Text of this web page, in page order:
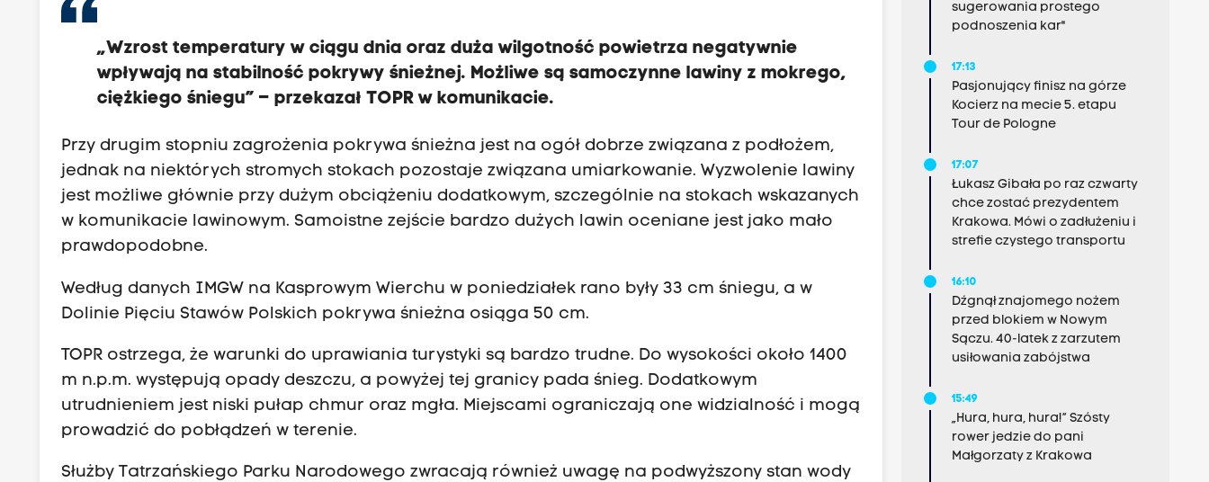
„Wzrost temperatury w ciągu dnia oraz duża wilgotność powietrza negatywnie
wpływają na stabilność pokrywy śnieżnej. Możliwe są samoczynne lawiny z mokrego,
ciężkiego śniegu” – przekazał TOPR w komunikacie.
Przy drugim stopniu zagrożenia pokrywa śnieżna jest na ogół dobrze związana z podłożem,
jednak na niektórych stromych stokach pozostaje związana umiarkowanie. Wyzwolenie lawiny
jest możliwe głównie przy dużym obciążeniu dodatkowym, szczególnie na stokach wskazanych
w komunikacie lawinowym. Samoistne zejście bardzo dużych lawin oceniane jest jako mało
prawdopodobne.
Według danych IMGW na Kasprowym Wierchu w poniedziałek rano były 33 cm śniegu, a w
Dolinie Pięciu Stawów Polskich pokrywa śnieżna osiąga 50 cm.
TOPR ostrzega, że warunki do uprawiania turystyki są bardzo trudne. Do wysokości około 1400
m n.p.m. występują opady deszczu, a powyżej tej granicy pada śnieg. Dodatkowym
utrudnieniem jest niski pułap chmur oraz mgła. Miejscami ograniczają one widzialność i mogą
prowadzić do pobłądzeń w terenie.
Służby Tatrzańskiego Parku Narodowego zwracają również uwagę na podwyższony stan wody
sugerowania prostego
podnoszenia kar"
17:13
Pasjonujący finisz na górze
Kocierz na mecie 5. etapu
Tour de Pologne
17:07
Łukasz Gibała po raz czwarty
chce zostać prezydentem
Krakowa. Mówi o zadłużeniu i
strefie czystego transportu
16:10
Dźgnął znajomego nożem
przed blokiem w Nowym
Sączu. 40-latek z zarzutem
usiłowania zabójstwa
15:49
„Hura, hura, hura!” Szósty
rower jedzie do pani
Małgorzaty z Krakowa